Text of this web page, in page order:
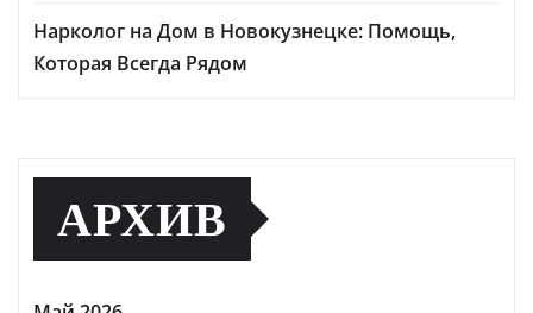
Нарколог на Дом в Новокузнецке: Помощь,
Которая Всегда Рядом
АРХИВ